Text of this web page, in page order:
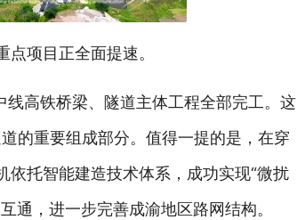
项目正全面提速。
高铁桥梁、隧道主体工程全部完工。这
的重要组成部分。值得一提的是，在穿
依托智能建造技术体系，成功实现“微扰
通，进一步完善成渝地区路网结构。